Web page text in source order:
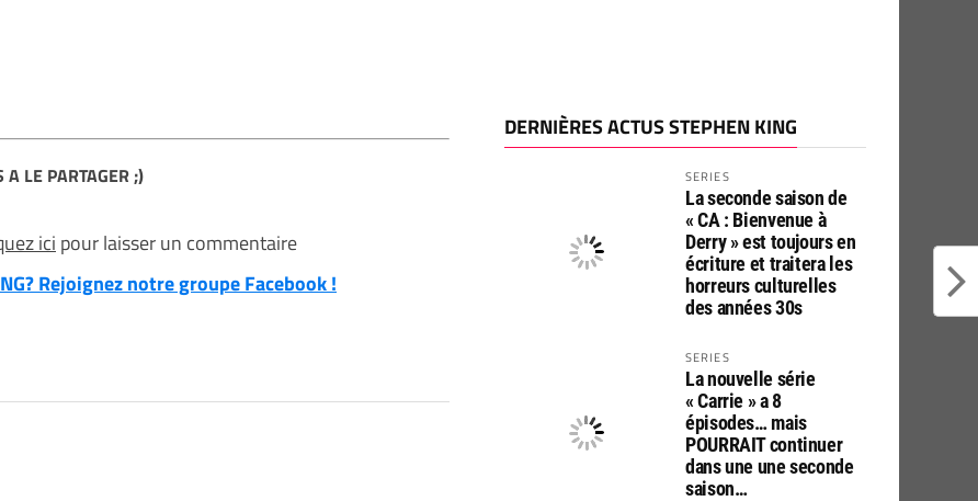
LE PARTAGER ;)
ici pour laisser un commentaire
Rejoignez notre groupe Facebook !
DERNIÈRES ACTUS STEPHEN KING
SERIES
La seconde saison de
« CA : Bienvenue à
Derry » est toujours en
écriture et traitera les
horreurs culturelles
des années 30s
SERIES
La nouvelle série
« Carrie » a 8
épisodes… mais
POURRAIT continuer
dans une une seconde
saison…